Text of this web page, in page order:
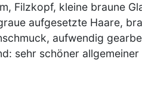
Filzkopf, kleine braune
aufgesetzte Haare,
aufwendig
sehr schöner allgemeiner